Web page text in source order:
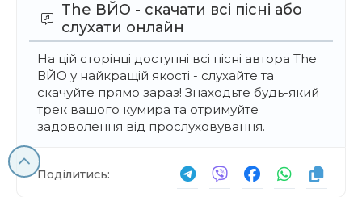
The ВЙО - скачати всі пісні або
слухати онлайн
На цій сторінці доступні всі пісні автора The
ВЙО у найкращій якості - слухайте та
скачуйте прямо зараз! Знаходьте будь-який
трек вашого кумира та отримуйте
задоволення від прослуховування.
Поділитись: